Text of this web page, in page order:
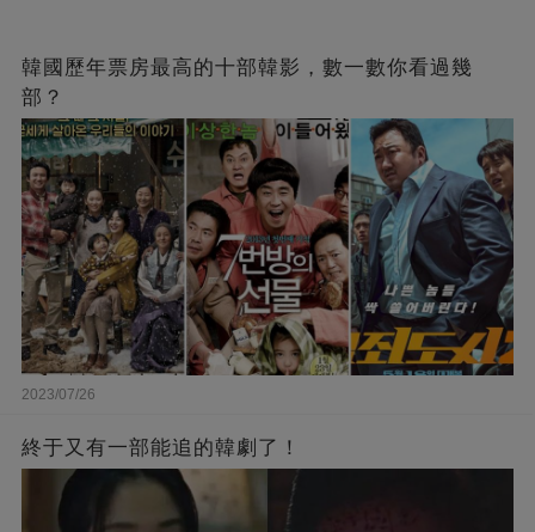
韓國歷年票房最高的十部韓影，數一數你看過幾
部？
2023/07/26
終于又有一部能追的韓劇了！